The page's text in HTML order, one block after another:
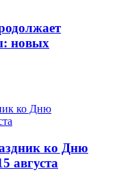
новых
ко Дню
августа